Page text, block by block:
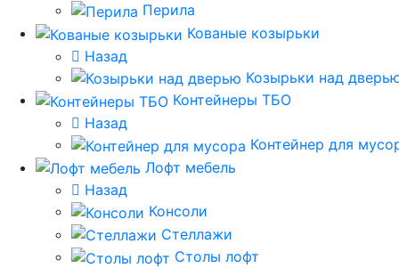
Перила
Кованые козырьки
Назад
Козырьки над
Контейнеры ТБО
Назад
Контейнер для
Лофт мебель
Назад
Консоли
Стеллажи
Столы лофт